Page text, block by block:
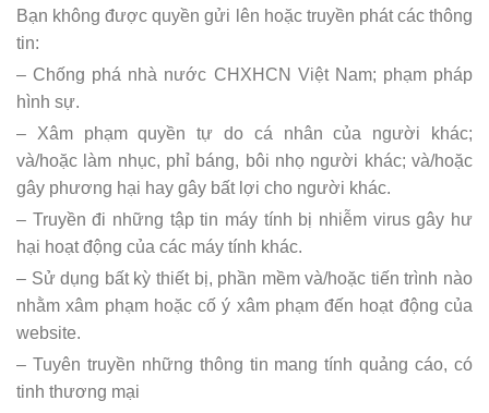
Bạn không được quyền gửi lên hoặc truyền phát các thông
tin:
– Chống phá nhà nước CHXHCN Việt Nam; phạm pháp
hình sự.
– Xâm phạm quyền tự do cá nhân của người khác;
và/hoặc làm nhục, phỉ báng, bôi nhọ người khác; và/hoặc
gây phương hại hay gây bất lợi cho người khác.
– Truyền đi những tập tin máy tính bị nhiễm virus gây hư
hại hoạt động của các máy tính khác.
– Sử dụng bất kỳ thiết bị, phần mềm và/hoặc tiến trình nào
nhằm xâm phạm hoặc cố ý xâm phạm đến hoạt động của
website.
– Tuyên truyền những thông tin mang tính quảng cáo, có
tinh thương mại